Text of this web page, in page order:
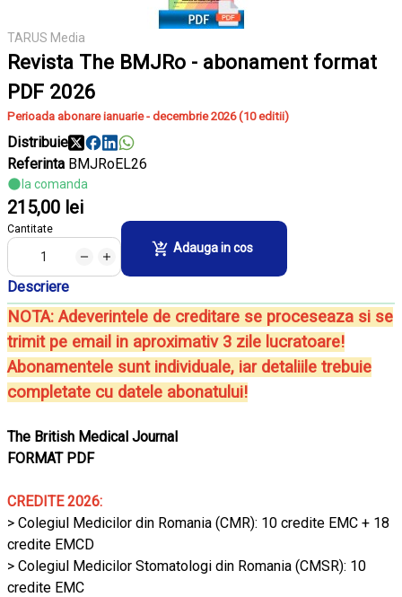
TARUS Media
Revista The BMJRo - abonament format
PDF 2026
Perioada abonare ianuarie - decembrie 2026 (10 editii)
Distribuie
Referinta BMJRoEL26
la comanda
215,00 lei
Cantitate
Adauga in cos
Descriere
NOTA: Adeverintele de creditare se proceseaza si se
trimit pe email in aproximativ 3 zile lucratoare!
Abonamentele sunt individuale, iar detaliile trebuie
completate cu datele abonatului!
The British Medical Journal
FORMAT PDF
CREDITE 2026:
> Colegiul Medicilor din Romania (CMR): 10 credite EMC + 18
credite EMCD
> Colegiul Medicilor Stomatologi din Romania (CMSR): 10
credite EMC